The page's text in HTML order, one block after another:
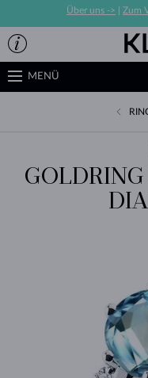
Über uns -> Zum
MENÜ